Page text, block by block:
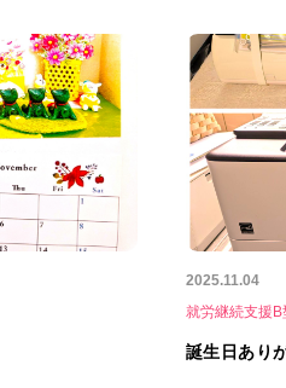
2025.11.04
就労継続支援
誕生日あり